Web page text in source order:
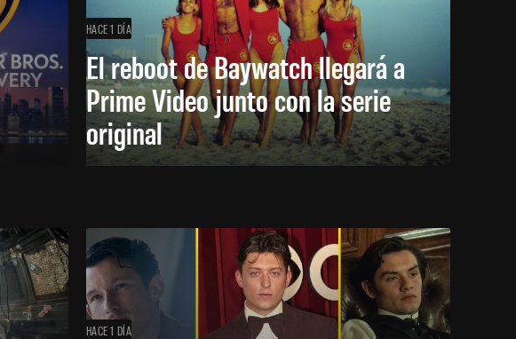
HACE 1 DÍA
El reboot de Baywatch llegará a
Prime Video junto con la serie
original
HACE 1 DÍA